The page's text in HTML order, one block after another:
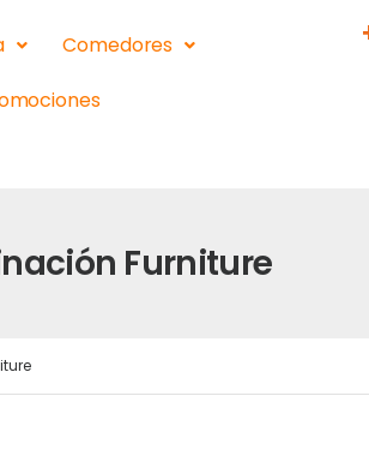
Comedores
Furniture